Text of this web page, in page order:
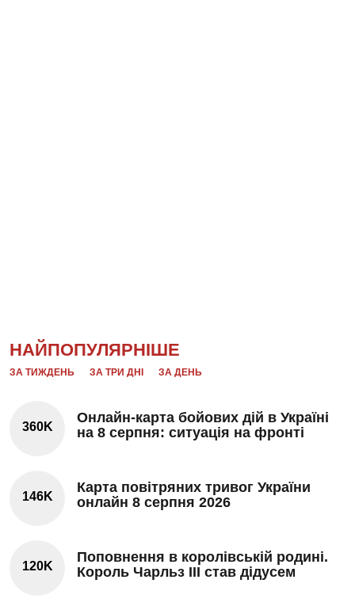
НАЙПОПУЛЯРНІШЕ
ЗА ТИЖДЕНЬ ЗА ТРИ ДНІ ЗА ДЕНЬ
360K
Онлайн-карта бойових дій в Україні
на 8 серпня: ситуація на фронті
146K
Карта повітряних тривог України
онлайн 8 серпня 2026
120K
Поповнення в королівській родині.
Король Чарльз III став дідусем